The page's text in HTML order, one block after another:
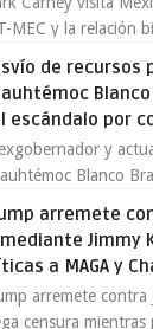
MEC y la relación
En medio de la
por la ofen...
de recursos
escándalo por
y
Blanco
arremete
Jimmy
a MAGA y
arremete contra
censura mientras